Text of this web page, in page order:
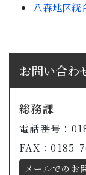
移住・定住
行政情報
八森地区統
お問い合わ
総務課
電話番号：
FAX：0185-
メールでのお